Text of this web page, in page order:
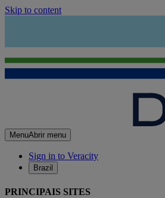
Skip to content
MenuAbrir menu
Sign in to Veracity
Brazil
PRINCIPAIS SITES